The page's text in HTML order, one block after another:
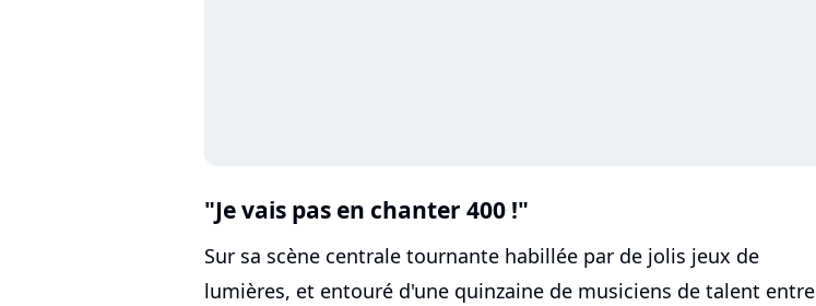
"Je vais pas en chanter 400 !"
Sur sa scène centrale tournante habillée par de jolis jeux de
lumières, et entouré d'une quinzaine de musiciens de talent entre